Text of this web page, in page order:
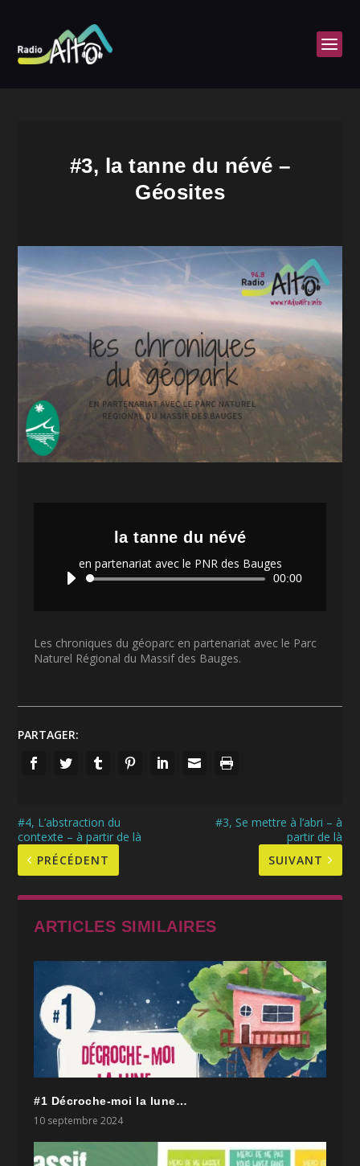
#3, la tanne du névé –
Géosites
la tanne du névé
en partenariat avec le PNR des Bauges
Lecteur
00:00
Les chroniques du géoparc en partenariat avec le Parc
Naturel Régional du Massif des Bauges.
PARTAGER:
#4, L’abstraction du
contexte – à partir de là
PRÉCÉDENT
#3, Se mettre à l’abri – à
partir de là
SUIVANT
ARTICLES SIMILAIRES
#1 Décroche-moi la lune…
10 septembre 2024